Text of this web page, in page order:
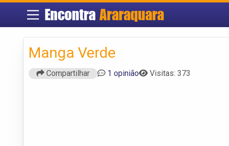
Encontra Araraquara
Manga Verde
Compartilhar 1 opinião Visitas: 373